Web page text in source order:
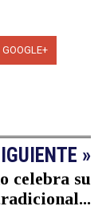
GOOGLE+
»
celebra su